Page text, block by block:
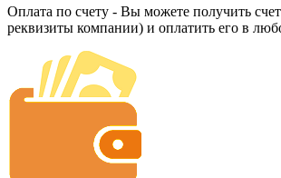
Оплата по счету - Вы можете получить
реквизиты компании) и оплатить его в